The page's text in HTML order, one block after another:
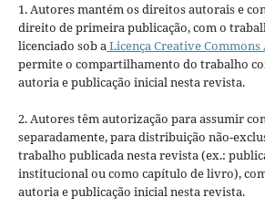
1. Autores mantém os direitos autorais e
direito de primeira publicação, com o
licenciado sob aLicença Creative
permite o compartilhamento do trabalho
autoria e publicação inicial nesta revista.
2. Autores têm autorização para assumir
separadamente, para distribuição não-
trabalho publicada nesta revista (ex.:
institucional ou como capítulo de livro),
autoria e publicação inicial nesta revista.